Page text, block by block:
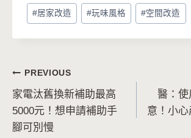
Post
Tags:
#居家改造 #玩味風格 #空間改造
文
章
導
PREVIOUS
家電汰舊換新補助最高
5000元！想申請補助手
腳可別慢
醫：使
意！小